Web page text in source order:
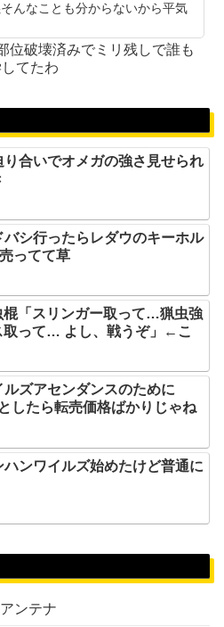
んなことも分からないから平気
位破壊済みでミリ残しで誰も
てたわ
り合いでオメガの強さ見せられ
バシ行ったらレダウのキーホル
ってて草
棍「スリンガー取って…猟虫強
って… よし、戦うぞ」←こ
ルズアセンダンスのために
したら転売価格ばかりじゃね
ハンワイルズ始めたけど普通に
ンテナ